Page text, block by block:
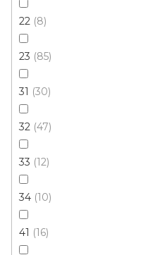
22 8
23 85
31 30
32 47
33 12
34 10
41 16
PVC podlaha QUINTEX